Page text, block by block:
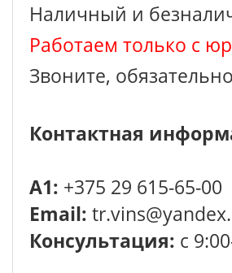
Наличный и
Работаем только с
Звоните,
Контактная
A1: +375 29 615-65-00
Email:
Консультация: с